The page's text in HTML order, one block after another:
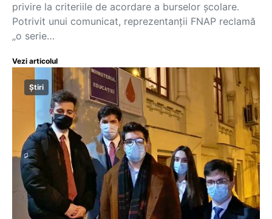
privire la criteriile de acordare a burselor școlare.
Potrivit unui comunicat, reprezentanții FNAP reclamă
„o serie…
Vezi articolul
Știri